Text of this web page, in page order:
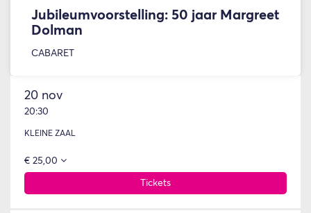
Jubileumvoorstelling: 50 jaar Margreet
Dolman
CABARET
20 nov
20:30
KLEINE ZAAL
€ 25,00
Tickets